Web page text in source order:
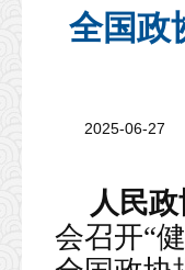
全国政
2025-06-27
人民政
会召开“